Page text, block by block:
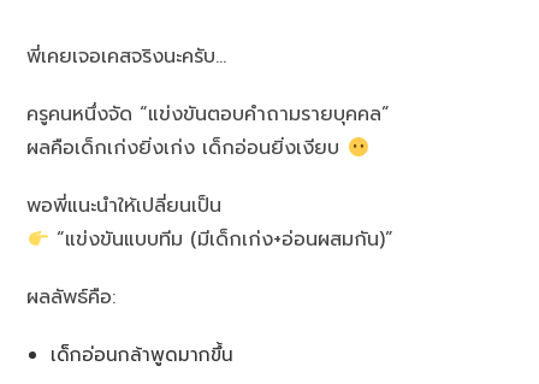
พี่เคยเจอเคสจริงนะครับ…
ครูคนหนึ่งจัด “แข่งขันตอบคำถามรายบุคคล”
ผลคือเด็กเก่งยิ่งเก่ง เด็กอ่อนยิ่งเงียบ
พอพี่แนะนำให้เปลี่ยนเป็น
“แข่งขันแบบทีม (มีเด็กเก่ง+อ่อนผสมกัน)”
ผลลัพธ์คือ:
เด็กอ่อนกล้าพูดมากขึ้น